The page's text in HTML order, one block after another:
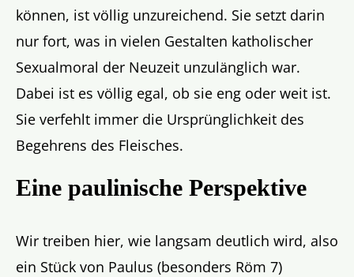
können, ist völlig unzureichend. Sie setzt darin
nur fort, was in vielen Gestalten katholischer
Sexualmoral der Neuzeit unzulänglich war.
Dabei ist es völlig egal, ob sie eng oder weit ist.
Sie verfehlt immer die Ursprünglichkeit des
Begehrens des Fleisches.
Eine paulinische Perspektive
Wir treiben hier, wie langsam deutlich wird, also
ein Stück von Paulus (besonders Röm 7)